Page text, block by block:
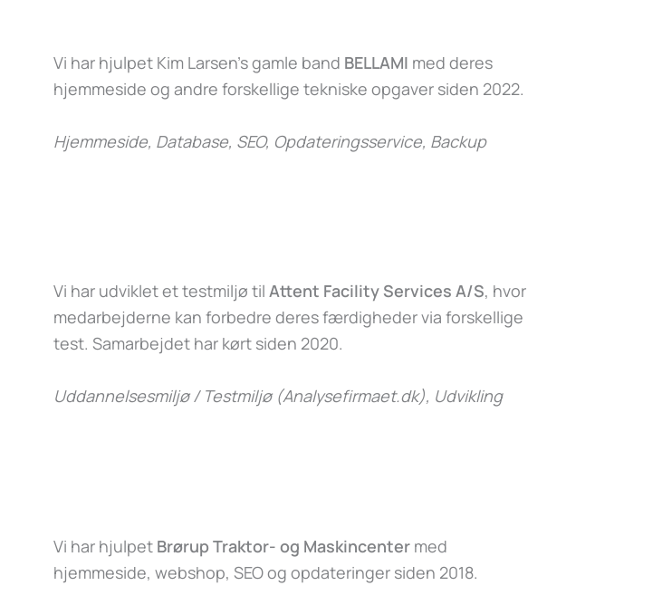
Vi har hjulpet Kim Larsen’s gamle band BELLAMI med deres
hjemmeside og andre forskellige tekniske opgaver siden 2022.
Hjemmeside, Database, SEO, Opdateringsservice, Backup
Vi har udviklet et testmiljø til Attent Facility Services A/S, hvor
medarbejderne kan forbedre deres færdigheder via forskellige
test. Samarbejdet har kørt siden 2020.
Uddannelsesmiljø / Testmiljø (Analysefirmaet.dk), Udvikling
Vi har hjulpet Brørup Traktor- og Maskincenter med
hjemmeside, webshop, SEO og opdateringer siden 2018.